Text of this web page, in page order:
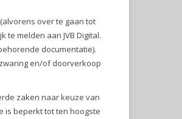
over te gaan tot
melden aan JVB Digital.
documentatie).
en/of doorverkoop
zaken naar keuze van
is beperkt tot ten hoogste